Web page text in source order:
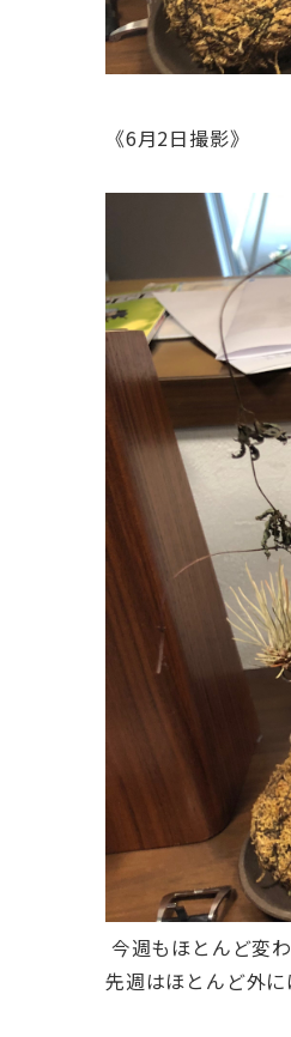
《6月2日撮影》
今週もほとんど変
先週はほとんど外に